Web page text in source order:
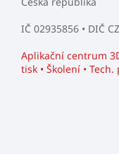
IČ 02935856 • DIČ
Aplikační centrum
tisk • Školení •